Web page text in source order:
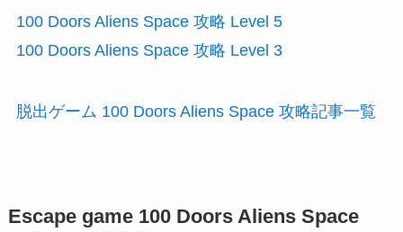
100 Doors Aliens Space 攻略 Level 5
100 Doors Aliens Space 攻略 Level 3
脱出ゲーム 100 Doors Aliens Space 攻略記事一覧
Escape game 100 Doors Aliens Space